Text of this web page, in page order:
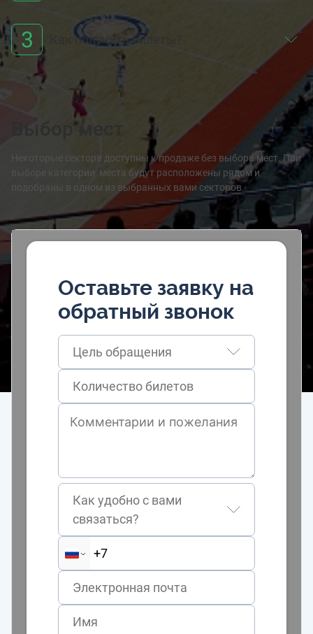
3 Как получить билеты?
Выбор мест
Некоторые сектора доступны к продаже без выбора мест. При
выборе категории места будут расположены рядом и
подобраны в одном из выбранных вами секторов.
Оставьте заявку на
обратный звонок
Цель обращения
Как удобно с вами
связаться?